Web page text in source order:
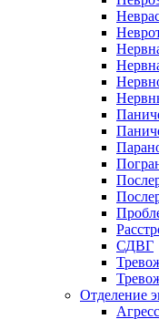
СДВГ
Отделение